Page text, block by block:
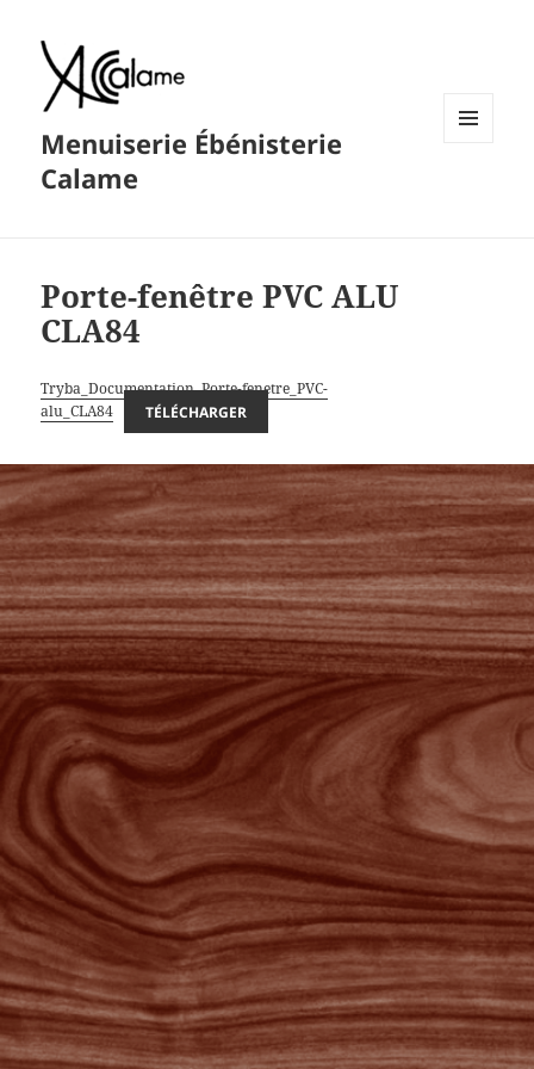
Menuiserie Ébénisterie
Calame
Porte-fenêtre PVC ALU
CLA84
Tryba_Documentation_Porte-fenetre_PVC-
alu_CLA84
TÉLÉCHARGER